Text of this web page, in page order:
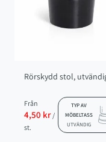
Rörskydd stol,
Från
4,50 kr /
st.
TYP AV
MÖBELTASS
UTVÄNDIG